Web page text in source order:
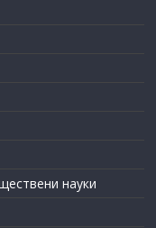
науки